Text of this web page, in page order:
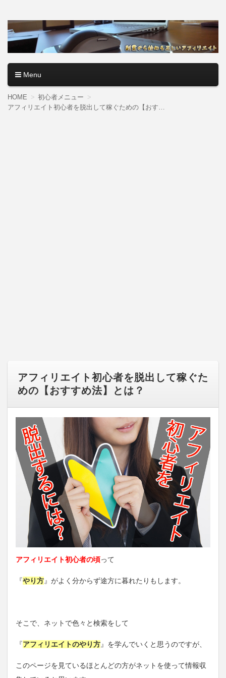
アフィリエイトロード【副
業から始める正しいアフィ
リエイト】
やり方を無料公開中。基礎講座からノウハウまでを当サイト
で記事として紹介しているので、パソコン初心者でも分かり
やすく解説しているので大丈夫＾＾
Menu
コンテンツへ移動
HOME
初心者メニュー
アフィリエイト初心者を脱出して稼ぐた
めの【おすすめ法】とは？
アフィリエイト初心者の頃って
『やり方』がよく分からず途方に暮れたりもします。
そこで、ネットで色々と検索をして
『アフィリエイトのやり方』を学んでいくと思うのですが、
このページを見ているほとんどの方がネットを使って情報収